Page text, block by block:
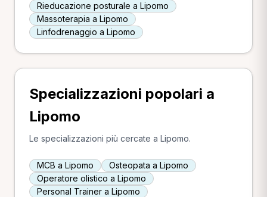
Rieducazione posturale a Lipomo
Massoterapia a Lipomo
Linfodrenaggio a Lipomo
Specializzazioni popolari a
Lipomo
Le specializzazioni più cercate a Lipomo.
MCB a Lipomo
Osteopata a Lipomo
Operatore olistico a Lipomo
Personal Trainer a Lipomo